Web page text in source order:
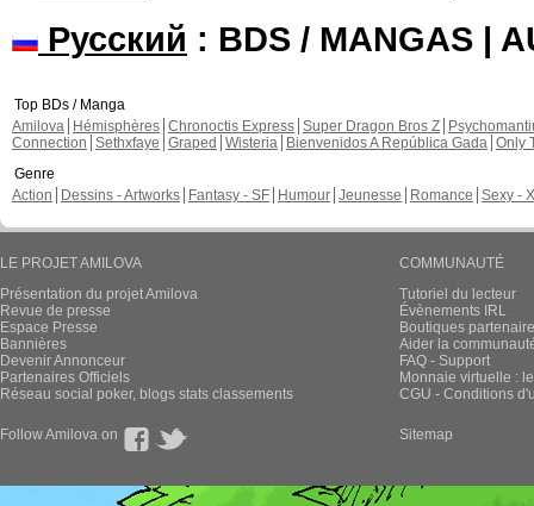
Русский : BDS / MANGAS |
Top BDs / Manga
Amilova
Hémisphères Chronoctis Express Super Dragon Bros Z
Connection Sethxfaye Graped Wisteria Bienvenidos A República Gada Only
Genre
Action
Dessins - Artworks Fantasy - SF Humour Jeunesse Romance Sexy -
LE PROJET AMILOVA
Présentation du projet Amilova
Revue de presse
Espace Presse
Bannières
Devenir Annonceur
Partenaires Officiels
Réseau social poker, blogs stats classements
COMMUNAUTÉ
Tutoriel du lecteur
Évènements IRL
Boutiques
Aider la
FAQ - Support
Monnaie virtuelle :
CGU - Conditions
Follow Amilova on Sitemap